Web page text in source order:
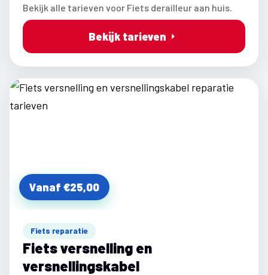
Bekijk alle tarieven voor Fiets derailleur aan huis.
Bekijk tarieven
Vanaf €25,00
Fiets reparatie
Fiets versnelling en
versnellingskabel